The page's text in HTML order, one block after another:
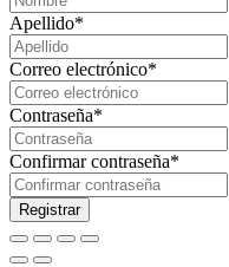
Apellido*
Correo electrónico*
Contraseña*
Confirmar contraseña*
Registrar